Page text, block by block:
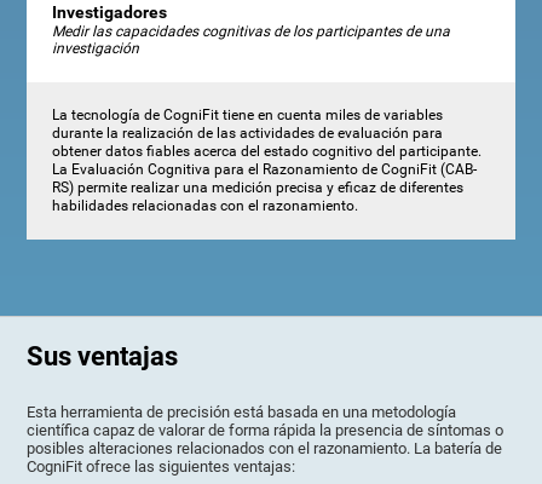
Investigadores
Medir las capacidades cognitivas de los participantes de una
investigación
La tecnología de CogniFit tiene en cuenta miles de variables
durante la realización de las actividades de evaluación para
obtener datos fiables acerca del estado cognitivo del participante.
La Evaluación Cognitiva para el Razonamiento de CogniFit (CAB-
RS) permite realizar una medición precisa y eficaz de diferentes
habilidades relacionadas con el razonamiento.
Sus ventajas
Esta herramienta de precisión está basada en una metodología
científica capaz de valorar de forma rápida la presencia de síntomas o
posibles alteraciones relacionados con el razonamiento. La batería de
CogniFit ofrece las siguientes ventajas: